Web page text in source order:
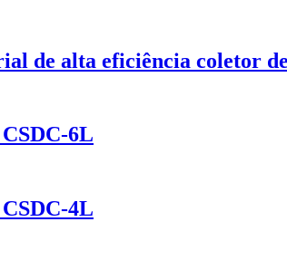
de alta eficiência coletor
6L
4L